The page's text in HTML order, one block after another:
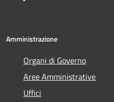
Amministrazione
Organi di Governo
Aree Amministrative
Uffici